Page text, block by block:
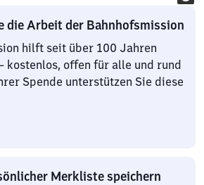
die Arbeit der Bahnhofsmission
hilft seit über 100 Jahren
kostenlos, offen für alle und rund
Spende unterstützen Sie diese
Merkliste speichern